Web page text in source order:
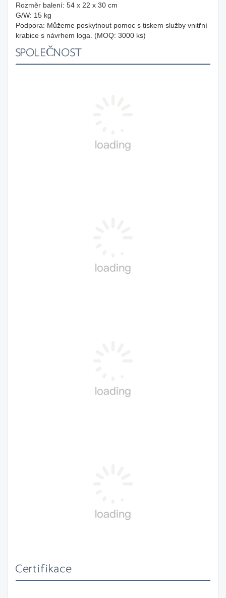
Rozměr balení: 54 x 22 x 30 cm
G/W: 15 kg
Podpora: Můžeme poskytnout pomoc s tiskem služby vnitřní
krabice s návrhem loga. (MOQ: 3000 ks)
SPOLEČNOST
Certifikace